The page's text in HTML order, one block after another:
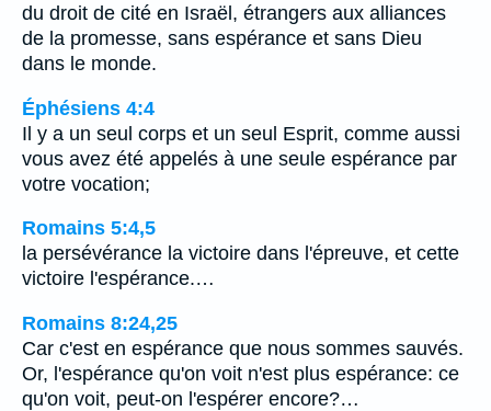
du droit de cité en Israël, étrangers aux alliances
de la promesse, sans espérance et sans Dieu
dans le monde.
Éphésiens 4:4
Il y a un seul corps et un seul Esprit, comme aussi
vous avez été appelés à une seule espérance par
votre vocation;
Romains 5:4,5
la persévérance la victoire dans l'épreuve, et cette
victoire l'espérance.…
Romains 8:24,25
Car c'est en espérance que nous sommes sauvés.
Or, l'espérance qu'on voit n'est plus espérance: ce
qu'on voit, peut-on l'espérer encore?…